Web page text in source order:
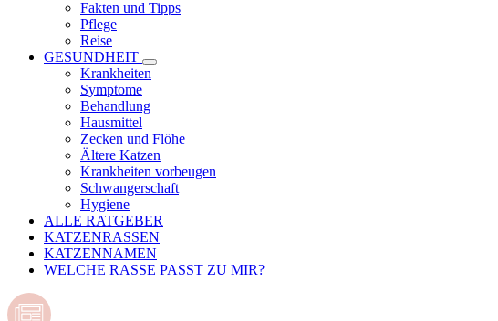
Fakten und Tipps
Pflege
Reise
GESUNDHEIT
Krankheiten
Symptome
Behandlung
Hausmittel
Zecken und Flöhe
Ältere Katzen
Krankheiten vorbeugen
Schwangerschaft
Hygiene
ALLE RATGEBER
KATZENRASSEN
KATZENNAMEN
WELCHE RASSE PASST ZU MIR?